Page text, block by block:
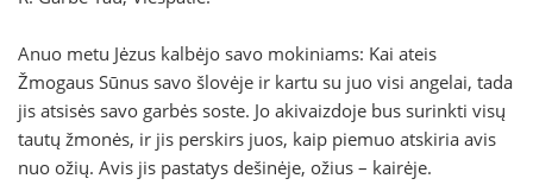
Anuo metu Jėzus kalbėjo savo mokiniams: Kai ateis
Žmogaus Sūnus savo šlovėje ir kartu su juo visi angelai, tada
jis atsisės savo garbės soste. Jo akivaizdoje bus surinkti visų
tautų žmonės, ir jis perskirs juos, kaip piemuo atskiria avis
nuo ožių. Avis jis pastatys dešinėje, ožius – kairėje.